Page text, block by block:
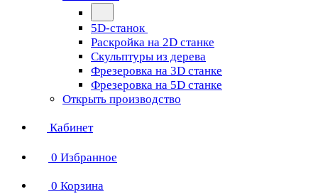
5D-станок
Раскройка на 2D станке
Скульптуры из дерева
Фрезеровка на 3D станке
Фрезеровка на 5D станке
Открыть производство
Кабинет
0 Избранное
0 Корзина